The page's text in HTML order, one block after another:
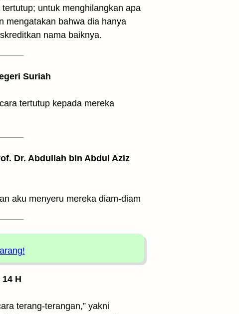
untuk menghilangkan apa
mengatakan bahwa dia hanya
nama baiknya.
Suriah
tertutup kepada mereka
Dr. Abdullah bin Abdul Aziz
aku menyeru mereka diam-diam
H
terang-terangan,” yakni